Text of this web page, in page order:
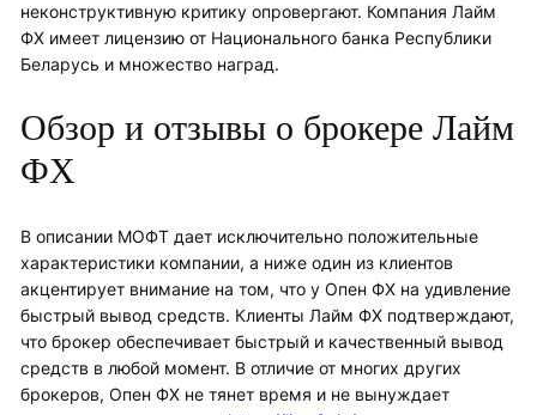
неконструктивную критику опровергают. Компания Лайм
ФХ имеет лицензию от Национального банка Республики
Беларусь и множество наград.
Обзор и отзывы о брокере Лайм
ФХ
В описании МОФТ дает исключительно положительные
характеристики компании, а ниже один из клиентов
акцентирует внимание на том, что у Опен ФХ на удивление
быстрый вывод средств. Клиенты Лайм ФХ подтверждают,
что брокер обеспечивает быстрый и качественный вывод
средств в любой момент. В отличие от многих других
брокеров, Опен ФХ не тянет время и не вынуждает